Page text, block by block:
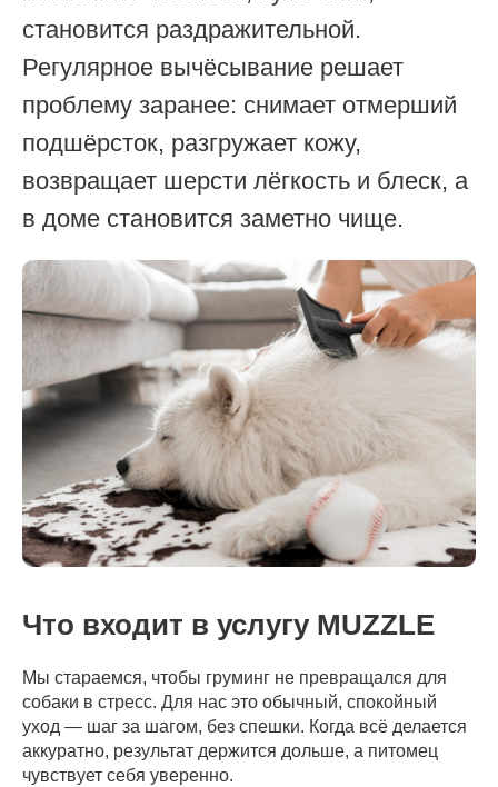
становится раздражительной.
Регулярное вычёсывание решает
проблему заранее: снимает отмерший
подшёрсток, разгружает кожу,
возвращает шерсти лёгкость и блеск, а
в доме становится заметно чище.
Что входит в услугу MUZZLE
Мы стараемся, чтобы груминг не превращался для
собаки в стресс. Для нас это обычный, спокойный
уход — шаг за шагом, без спешки. Когда всё делается
аккуратно, результат держится дольше, а питомец
чувствует себя уверенно.